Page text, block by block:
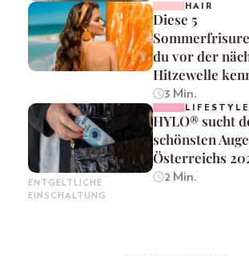
HAIR
Diese 5
du vor der
Hitzewelle
3 Min.
ENTGELTLICHE
EINSCHALTUNG
LIFESTYLE
HYLO® sucht
schönsten
Österreichs
2 Min.